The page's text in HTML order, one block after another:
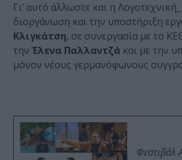
Γι’ αυτό άλλωστε και η
διοργάνωση και την υποστήριξη
Κλιγκάτση, σε συνεργασία με το
την Έλενα Παλλαντζά και με την
μόνον νέους γερμανόφωνους
Φεστιβάλ